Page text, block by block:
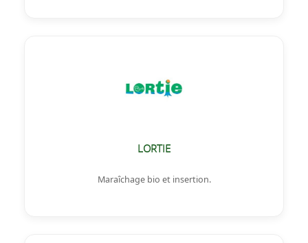
LORTIE
Maraîchage bio et insertion.